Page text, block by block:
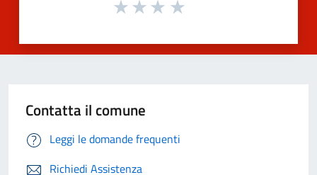
Contatta il comune
Leggi le domande frequenti
Richiedi Assistenza